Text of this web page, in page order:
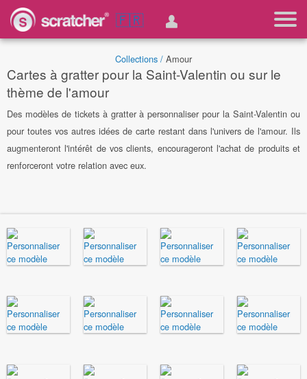
🇫🇷
Collections / Amour
Cartes à gratter pour la Saint-Valentin ou sur le
thème de l'amour
Des modèles de tickets à gratter à personnaliser pour la Saint-Valentin ou
pour toutes vos autres idées de carte restant dans l'univers de l'amour. Ils
augmenteront l'intérêt de vos clients, encourageront l'achat de produits et
renforceront votre relation avec eux.